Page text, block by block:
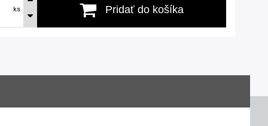
ks Pridať do košíka